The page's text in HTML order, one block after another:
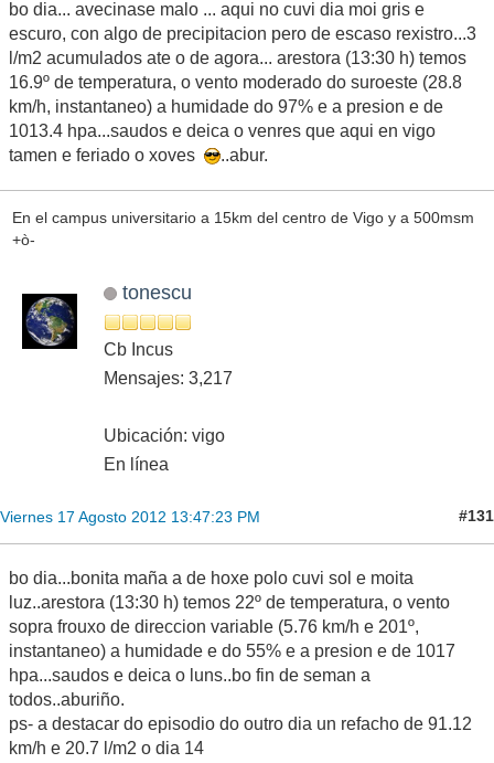
bo dia... avecinase malo ... aqui no cuvi dia moi gris e
escuro, con algo de precipitacion pero de escaso rexistro...3
l/m2 acumulados ate o de agora... arestora (13:30 h) temos
16.9º de temperatura, o vento moderado do suroeste (28.8
km/h, instantaneo) a humidade do 97% e a presion e de
1013.4 hpa...saudos e deica o venres que aqui en vigo
tamen e feriado o xoves
..abur.
En el campus universitario a 15km del centro de Vigo y a 500msm
+ò-
tonescu
Cb Incus
Mensajes: 3,217
Ubicación: vigo
En línea
Viernes 17 Agosto 2012 13:47:23 PM #131
bo dia...bonita maña a de hoxe polo cuvi sol e moita
luz..arestora (13:30 h) temos 22º de temperatura, o vento
sopra frouxo de direccion variable (5.76 km/h e 201º,
instantaneo) a humidade e do 55% e a presion e de 1017
hpa...saudos e deica o luns..bo fin de seman a
todos..aburiño.
ps- a destacar do episodio do outro dia un refacho de 91.12
km/h e 20.7 l/m2 o dia 14